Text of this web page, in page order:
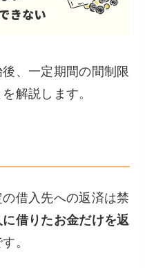
、一定期間の間制限
解説します。
借入先への返済は禁
に借りたお金だけを返
。